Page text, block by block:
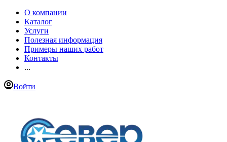
О компании
Каталог
Услуги
Полезная информация
Примеры наших работ
Контакты
...
Войти